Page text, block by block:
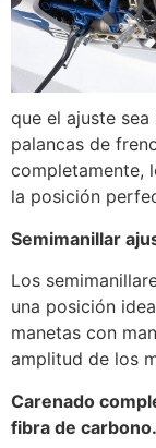
que el ajuste
palancas de
completamente,
la posición
Semimanillar
Los
una posición
manetas con
amplitud de los
Carenado
fibra de carbono.